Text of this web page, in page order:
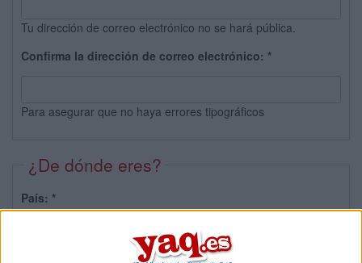
Tu dirección de correo electrónico no se hará pública.
Confirma la dirección de correo electrónico: *
Para asegurar que no haya errores tipográficos
¿De dónde eres?
País: *